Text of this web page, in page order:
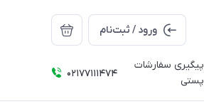
ورود / ثبت‌نام
پیگیری سفارشات
پستی
02177111474